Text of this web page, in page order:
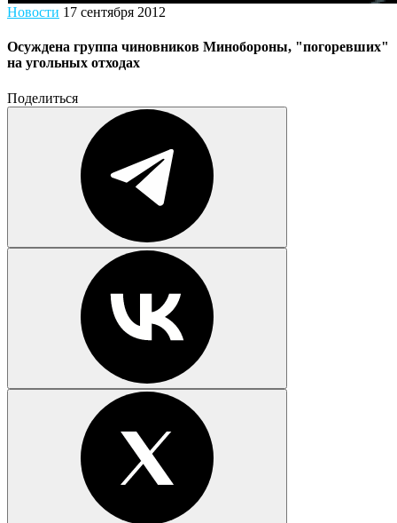
Новости 17 сентября 2012
Осуждена группа чиновников Минобороны, "погоревших"
на угольных отходах
Поделиться